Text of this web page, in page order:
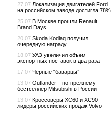
27.07 Локализация двигателей Ford
на российском заводе достигла 78%
25.07 В Москве прошли Renault
Brand Days
20.07 Skoda Kodiaq получил
очередную награду
18.07 УАЗ увеличил объем
экспортных поставок в два раза
17.07 Черные “баварцы”
13.07 Outlander – по-прежнему
бестселлер Mitsubishi в России
13.07 Кроссоверы XC60 и XC90 –
лидеры российских продаж Volvo